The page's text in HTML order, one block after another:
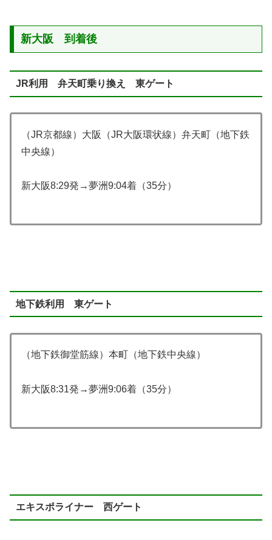
新大阪 到着後
JR利用 弁天町乗り換え 東ゲート
（JR京都線）大阪（JR大阪環状線）弁天町（地下鉄
中央線）
新大阪8:29発→夢洲9:04着（35分）
地下鉄利用 東ゲート
（地下鉄御堂筋線）本町（地下鉄中央線）
新大阪8:31発→夢洲9:06着（35分）
エキスポライナー 西ゲート